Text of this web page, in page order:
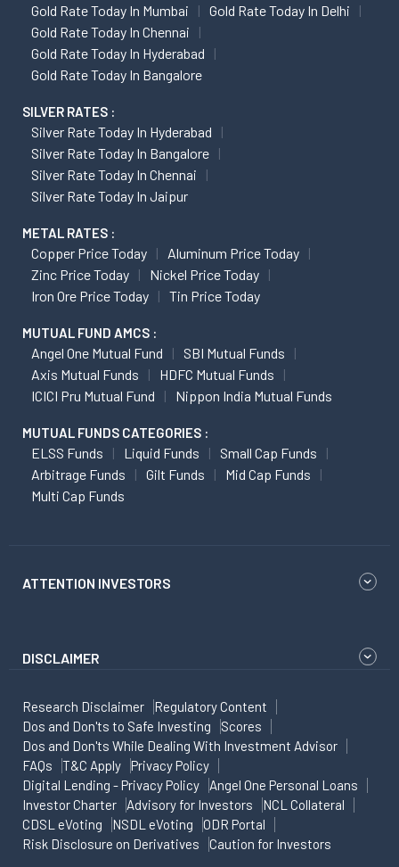
Gold Rate Today In Mumbai
Gold Rate Today In Delhi
Gold Rate Today In Chennai
Gold Rate Today In Hyderabad
Gold Rate Today In Bangalore
SILVER RATES :
Silver Rate Today In Hyderabad
Silver Rate Today In Bangalore
Silver Rate Today In Chennai
Silver Rate Today In Jaipur
METAL RATES :
Copper Price Today
Aluminum Price Today
Zinc Price Today
Nickel Price Today
Iron Ore Price Today
Tin Price Today
MUTUAL FUND AMCS :
Angel One Mutual Fund
SBI Mutual Funds
Axis Mutual Funds
HDFC Mutual Funds
ICICI Pru Mutual Fund
Nippon India Mutual Funds
MUTUAL FUNDS CATEGORIES :
ELSS Funds Liquid Funds
Small Cap Funds
Arbitrage Funds
Gilt Funds
Mid Cap Funds
Multi Cap Funds
ATTENTION INVESTORS
DISCLAIMER
Research Disclaimer
Regulatory Content
Dos and Don'ts to Safe Investing
Scores
Dos and Don'ts While Dealing With Investment Advisor
FAQs
T&C Apply
Privacy Policy
Digital Lending - Privacy Policy
Angel One Personal Loans
Investor Charter
Advisory for Investors
NCL Collateral
CDSL eVoting
NSDL eVoting
ODR Portal
Risk Disclosure on Derivatives
Caution for Investors